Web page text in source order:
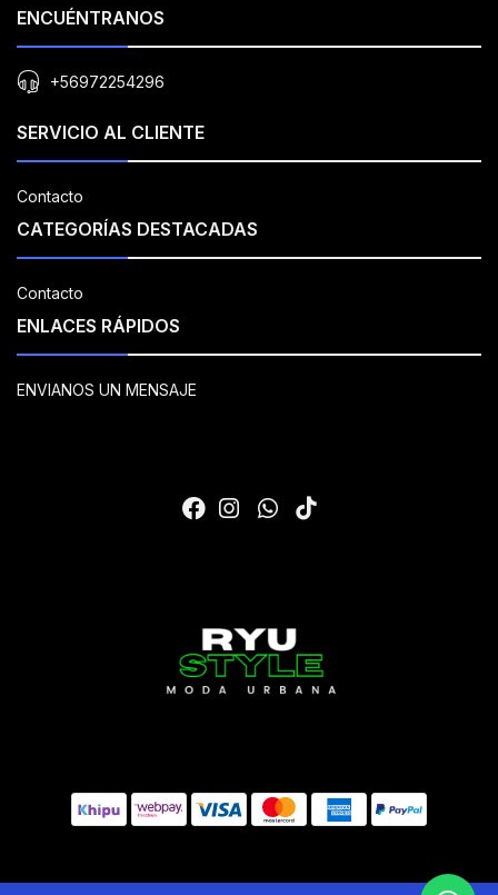
ENCUÉNTRANOS
+56972254296
SERVICIO AL CLIENTE
Contacto
CATEGORÍAS DESTACADAS
Contacto
ENLACES RÁPIDOS
ENVIANOS UN MENSAJE